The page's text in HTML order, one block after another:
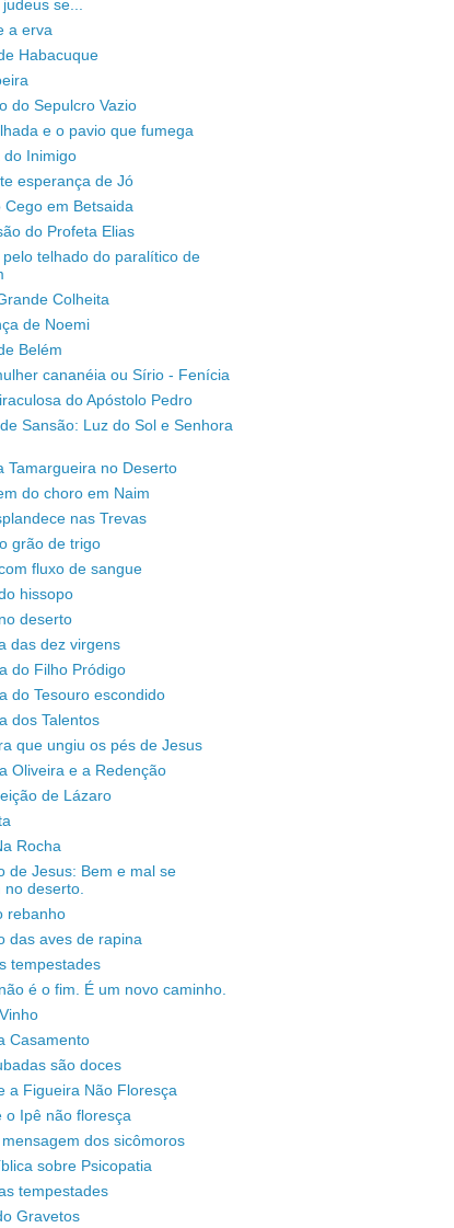
se...
a erva
Habacuque
do Sepulcro Vazio
e o pavio que fumega
do Inimigo
esperança de Jó
Cego em Betsaida
do Profeta Elias
pelo telhado do paralítico de
Colheita
de Noemi
Belém
cananéia ou Sírio - Fenícia
do Apóstolo Pedro
Sansão: Luz do Sol e Senhora
Tamargueira no Deserto
do choro em Naim
nas Trevas
grão de trigo
fluxo de sangue
hissopo
deserto
das dez virgens
do Filho Pródigo
do Tesouro escondido
dos Talentos
que ungiu os pés de Jesus
Oliveira e a Redenção
de Lázaro
Rocha
de Jesus: Bem e mal se
deserto.
rebanho
das aves de rapina
tempestades
é o fim. É um novo caminho.
Casamento
são doces
a Figueira Não Floresça
o Ipê não floresça
dos sicômoros
sobre Psicopatia
tempestades
Gravetos